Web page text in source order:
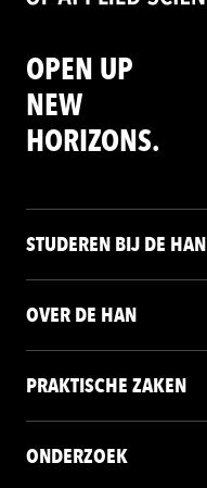
OPEN UP
NEW
HORIZONS.
STUDEREN BIJ DE HAN
OVER DE HAN
PRAKTISCHE ZAKEN
ONDERZOEK